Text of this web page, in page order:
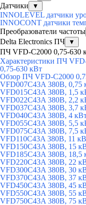
Датчики ▼
INNOLEVEL датчики
INNOCONT датчики
Преобразователи частоты
Delta Electronics ПЧ ▼
ПЧ VFD-C2000 0,75-630
Характеристики ПЧ
0,75-630 кВт
Обзор ПЧ VFD-C2000
VFD007C43A 380В, 0,75
VFD015C43A 380В, 1,5
VFD022C43A 380В, 2,2
VFD037C43A 380В, 3,7
VFD040C43A 380В, 4
VFD055C43A 380В, 5,5
VFD075C43A 380В, 7,5
VFD110C43A 380В, 11
VFD150C43A 380В, 15
VFD185C43A 380В, 18,5
VFD220C43A 380В, 22
VFD300C43A 380В, 30
VFD370C43A 380В, 37
VFD450C43A 380В, 45
VFD550C43A 380В, 55
VFD750C43A 380В, 75